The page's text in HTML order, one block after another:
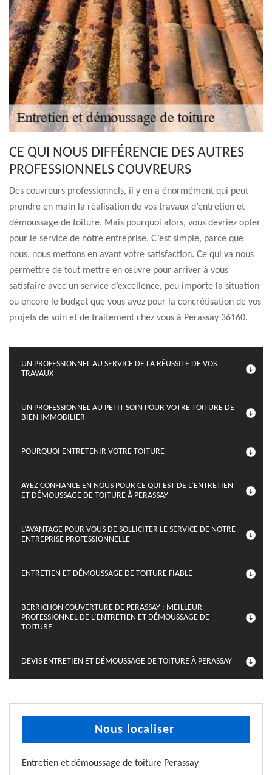
CE QUI NOUS DIFFÉRENCIE DES AUTRES
PROFESSIONNELS COUVREURS
Des couvreurs professionnels, il y en a énormément qui peut
prendre en main la réalisation de vos travaux d’entretien et
démoussage de toiture. Mais pourquoi alors, vous devriez opter
pour le service de notre entreprise. C’est simple, parce que
nous, nous mettons en avant votre satisfaction. Ce qui va nous
permettre de tout mettre en œuvre pour arriver à vous
satisfaire avec un service d’excellence, peu importe la situation
ou encore le budget que vous avez pour la concrétisation de vos
projets de soin et de traitement chez vous à Perassay 36160.
UN PROFESSIONNEL AU SERVICE DE LA RÉUSSITE DE VOS
TRAVAUX
UN PROFESSIONNEL AU PETIT SOIN POUR VOTRE TOITURE DE
BIEN IMMOBILIER
POURQUOI ENTRETENIR VOTRE TOITURE
AYEZ CONFIANCE EN NOUS POUR CE QUI EST DE L’ENTRETIEN
ET DÉMOUSSAGE DE TOITURE À PERASSAY
L’AVANTAGE POUR VOUS DE SOLLICITER LE SERVICE DE NOTRE
ENTREPRISE PROFESSIONNELLE
ENTRETIEN ET DÉMOUSSAGE DE TOITURE FIABLE
BERRICHON COUVERTURE DE PERASSAY : MEILLEUR
PROFESSIONNEL DE L’ENTRETIEN ET DÉMOUSSAGE DE
TOITURE
DEVIS ENTRETIEN ET DÉMOUSSAGE DE TOITURE À PERASSAY
Nous localiser
Entretien et démoussage de toiture Perassay